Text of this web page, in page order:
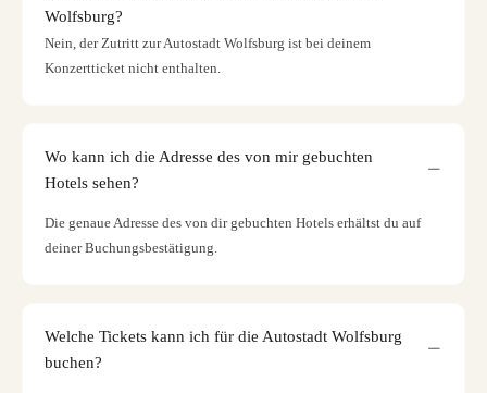
Wolfsburg?
Nein, der Zutritt zur Autostadt Wolfsburg ist bei deinem
Konzertticket nicht enthalten.
Wo kann ich die Adresse des von mir gebuchten
Hotels sehen?
Die genaue Adresse des von dir gebuchten Hotels erhältst du auf
deiner Buchungsbestätigung.
Welche Tickets kann ich für die Autostadt Wolfsburg
buchen?